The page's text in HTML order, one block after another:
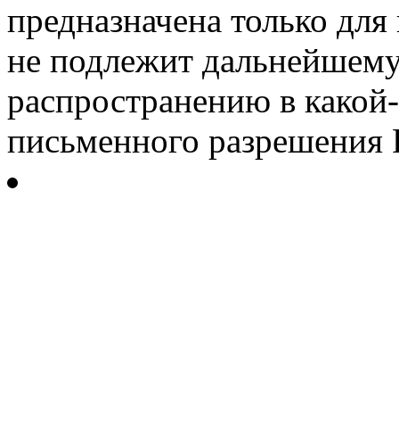
предназначена только
не подлежит
распространению в
письменного разрешения